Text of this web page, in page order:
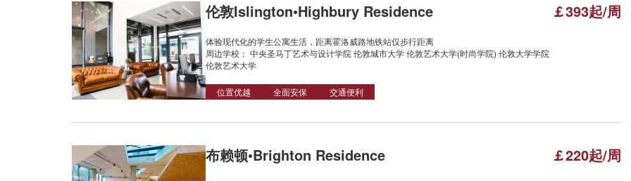
伦敦Islington•Highbury Residence
体验现代化的学生公寓生活，距离霍洛威路地铁站仅步行距离
周边学校： 中央圣马丁艺术与设计学院 伦敦城市大学 伦敦艺术大学(时尚学院) 伦敦大学学院
伦敦艺术大学
位置优越 全面安保 交通便利
￡393起/周
布赖顿•Brighton Residence ￡220起/周